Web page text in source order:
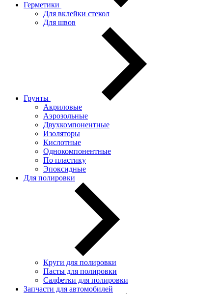
Герметики
Для вклейки стекол
Для швов
Грунты
Акриловые
Аэрозольные
Двухкомпонентные
Изоляторы
Кислотные
Однокомпонентные
По пластику
Эпоксидные
Для полировки
Круги для полировки
Пасты для полировки
Салфетки для полировки
Запчасти для автомобилей